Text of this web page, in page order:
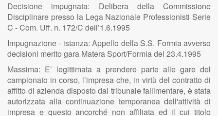
Decisione impugnata: Delibera della Commissione
Disciplinare presso la Lega Nazionale Professionisti Serie
C - Com. Uff. n. 172/C dell’1.6.1995
Impugnazione - istanza: Appello della S.S. Formia avverso
decisioni merito gara Matera Sport/Formia del 23.4.1995
Massima: E’ legittimata a prendere parte alle gare del
campionato in corso, l’impresa che, in virtù del contratto di
affitto di azienda disposto dal tribunale fallimentare, è stata
autorizzata alla continuazione temporanea dell'attività di
impresa e questo ancorché non affiliata ed il cui titolo